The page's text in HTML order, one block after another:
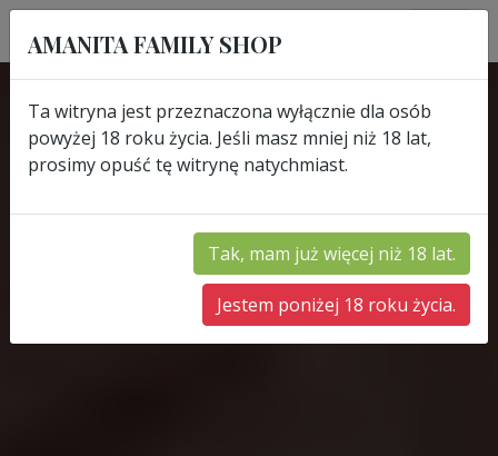
AMANITA FAMILY SHOP
Ta witryna jest przeznaczona wyłącznie dla osób
powyżej 18 roku życia. Jeśli masz mniej niż 18 lat,
prosimy opuść tę witrynę natychmiast.
Tak, mam już więcej niż 18 lat.
Jestem poniżej 18 roku życia.